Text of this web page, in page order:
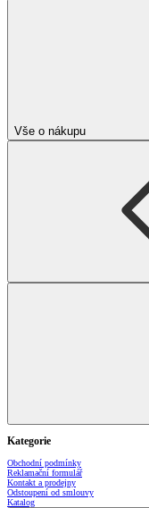
Vše o nákupu
Kategorie
Obchodní podmínky
Reklamační formulář
Kontakt a prodejny
Odstoupení od smlouvy
Katalog